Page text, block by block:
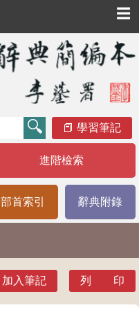
☰
學習筆記
進階檢索
部首索引 辭典附錄
加入筆記 列 印